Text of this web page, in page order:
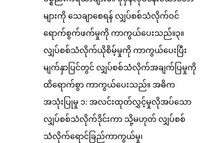
များကို သေချာစေရန် လျှပ်စစ်သံလိုက်ဝင်
ရောက်စွက်ဖက်မှုကို ကာကွယ်ပေးသည်။၃။
လျှပ်စစ်သံလိုက်ယိုစိမ့်မှုကို ကာကွယ်ပေးပြီး
မျက်နှာပြင်တွင် လျှပ်စစ်သံလိုက်အချက်ပြမှုကို
ထိရောက်စွာ ကာကွယ်ပေးသည်။ အဓိက
အသုံးပြုမှု ၁: အလင်းထုတ်လွှင့်မှုလိုအပ်သော
လျှပ်စစ်သံလိုက်ဒိုင်းကာ သို့မဟုတ် လျှပ်စစ်
သံလိုက်ရောင်ခြည်ကာကွယ်မှု၊